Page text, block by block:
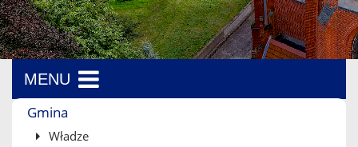
MENU
Menu boczne
Gmina
Władze